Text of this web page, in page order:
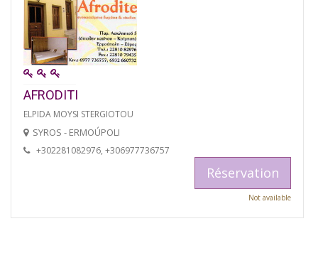
AFRODITI
ELPIDA MOYSI STERGIOTOU
SYROS - ERMOÚPOLI
+302281082976, +306977736757
Réservation
Not available